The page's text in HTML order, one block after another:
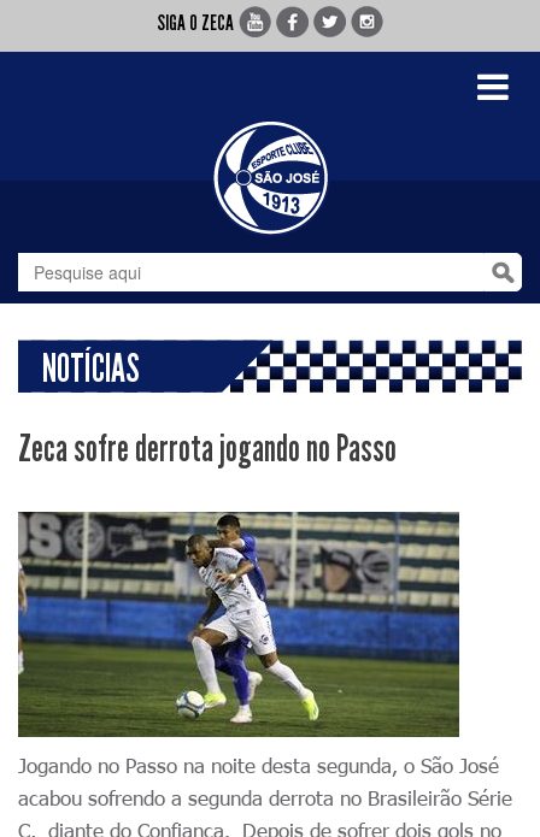
SIGA O ZECA
Toggle
NOTÍCIAS
Zeca sofre derrota jogando no Passo
Jogando no Passo na noite desta segunda, o São José
acabou sofrendo a segunda derrota no Brasileirão Série
C, diante do Confiança. Depois de sofrer dois gols no